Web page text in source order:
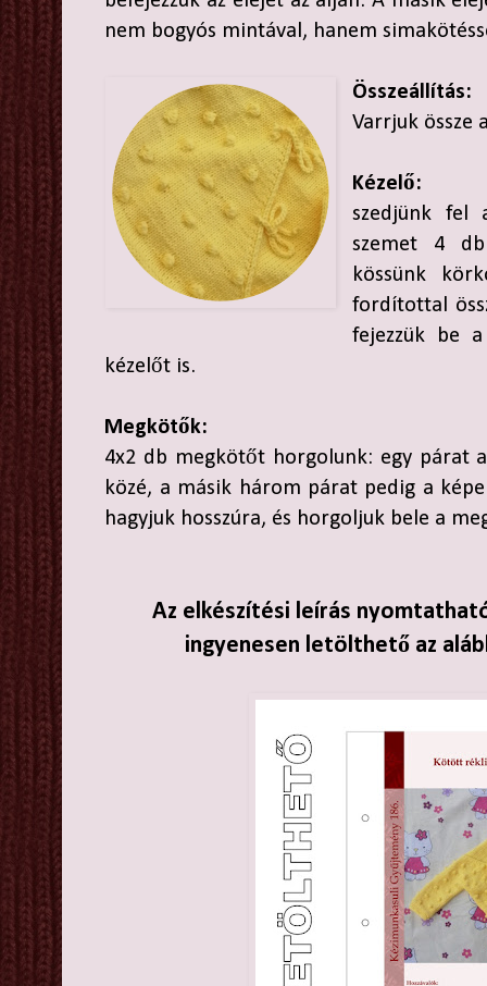
nem bogyós mintával, hanem
Összeállítás:
Varrjuk össze
Kézelő:
szedjünk fel
szemet 4
kössünk
fordítottal
fejezzük be
kézelőt is.
Megkötők:
4x2 db megkötőt horgolunk: egy párat
közé, a másik három párat pedig a
hagyjuk hosszúra, és horgoljuk bele a
Az elkészítési leírás
ingyenesen letölthető az